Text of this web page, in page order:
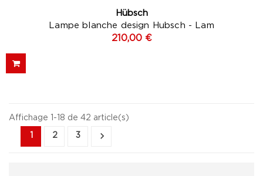
Hübsch
Lampe blanche design Hubsch - Lam
210,00 €
Affichage 1-18 de 42 article(s)
2 3 